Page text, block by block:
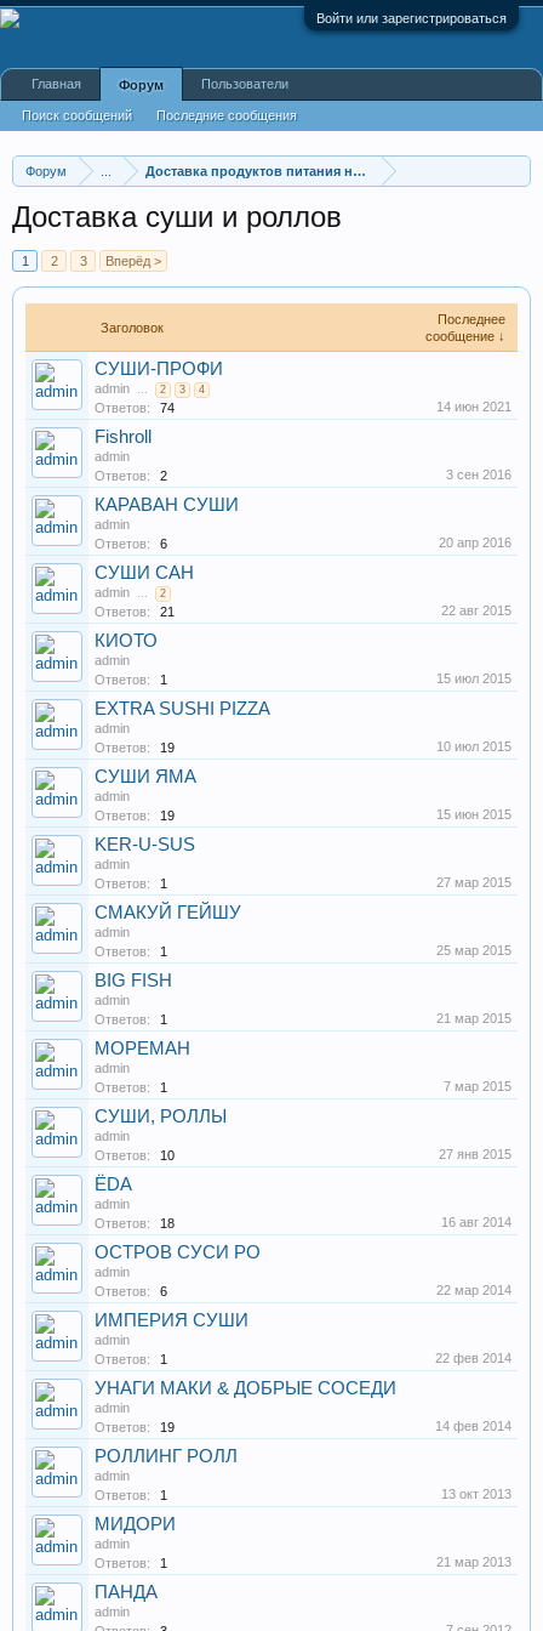
Войти или зарегистрироваться
Форум Доставка продуктов питания на дом и в офис
Доставка суши и роллов
1 2 3 Вперёд >
Заголовок
Последнее
сообщение ↓
СУШИ-ПРОФИ
admin ... 2 3 4
Ответов: 74 14 июн 2021
Fishroll
admin
Ответов:
2 3 сен 2016
КАРАВАН СУШИ
admin
Ответов:
6 20 апр 2016
СУШИ САН
admin ... 2
Ответов: 21 22 авг 2015
КИОТО
admin
Ответов:
1 15 июл 2015
EXTRA SUSHI PIZZA
admin
Ответов:
19 10 июл 2015
СУШИ ЯМА
admin
Ответов:
19 15 июн 2015
KER-U-SUS
admin
Ответов:
1 27 мар 2015
СМАКУЙ ГЕЙШУ
admin
Ответов:
1 25 мар 2015
BIG FISH
admin
Ответов:
1 21 мар 2015
МОРЕМАН
admin
Ответов:
1 7 мар 2015
СУШИ, РОЛЛЫ
admin
Ответов:
10 27 янв 2015
ЁDA
admin
Ответов:
18 16 авг 2014
ОСТРОВ СУСИ РО
admin
Ответов:
6 22 мар 2014
ИМПЕРИЯ СУШИ
admin
Ответов:
1 22 фев 2014
УНАГИ МАКИ & ДОБРЫЕ СОСЕДИ
admin
Ответов:
19 14 фев 2014
РОЛЛИНГ РОЛЛ
admin
Ответов:
1 13 окт 2013
МИДОРИ
admin
Ответов:
1 21 мар 2013
ПАНДА
admin
Главная Форум
Поиск сообщений Последние сообщения
Пользователи